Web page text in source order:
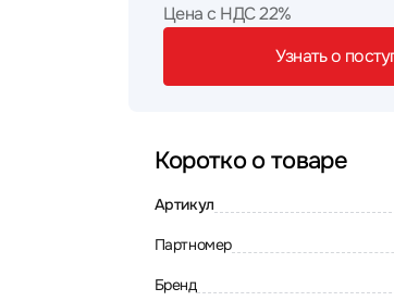
Цена с НДС 22%
Узнать о
Коротко о товаре
Артикул
Партномер
Бренд